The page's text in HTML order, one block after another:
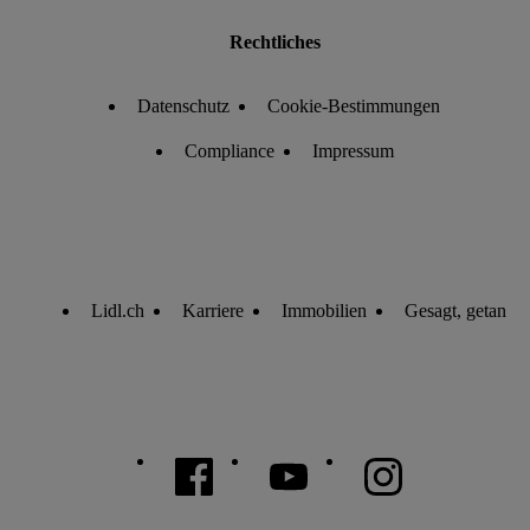
Rechtliches
Datenschutz Cookie-Bestimmungen
Compliance Impressum
Lidl.ch Karriere Immobilien Gesagt, getan